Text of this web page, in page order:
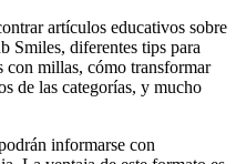
artículos educativos sobre
Smiles, diferentes tips para
con millas, cómo transformar
de las categorías, y mucho
informarse con